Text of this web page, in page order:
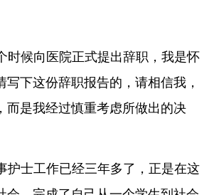
时候向医院正式提出辞职，我是怀
写下这份辞职报告的，请相信我，
而是我经过慎重考虑所做出的决
护士工作已经三年多了，正是在这